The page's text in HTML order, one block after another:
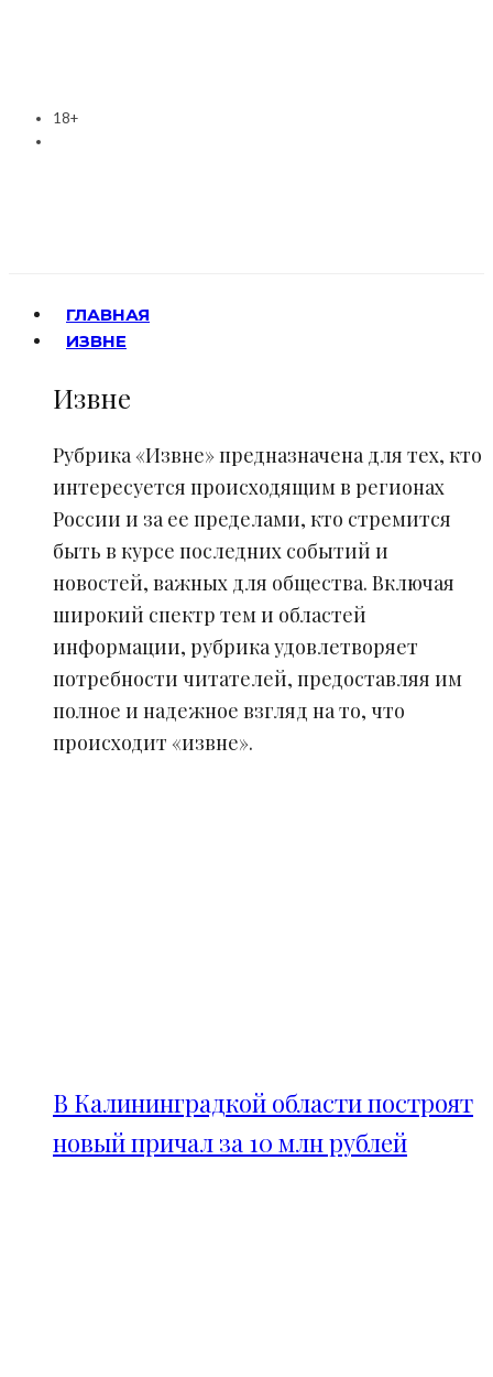
18+
ГЛАВНАЯ
ИЗВНЕ
Извне
Рубрика «Извне» предназначена для тех, кто
интересуется происходящим в регионах
России и за ее пределами, кто стремится
быть в курсе последних событий и
новостей, важных для общества. Включая
широкий спектр тем и областей
информации, рубрика удовлетворяет
потребности читателей, предоставляя им
полное и надежное взгляд на то, что
происходит «извне».
В Калининградкой области построят
новый причал за 10 млн рублей